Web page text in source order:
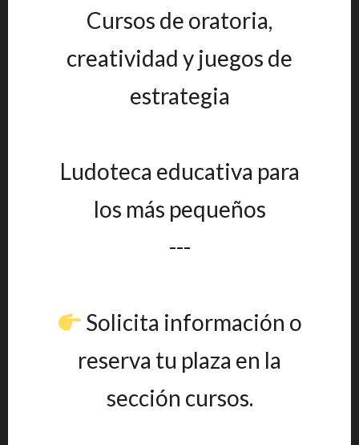
Cursos de oratoria,
creatividad y juegos de
estrategia
Ludoteca educativa para
los más pequeños
---
Solicita información o
reserva tu plaza en la
sección cursos.